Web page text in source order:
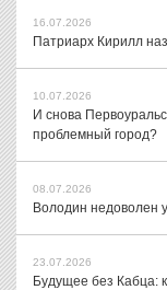
16.07.2026
Патриарх Кирилл
10.07.2026
И снова
проблемный город?
08.07.2026
Володин недоволен
23.07.2026
Будущее без Кабца: